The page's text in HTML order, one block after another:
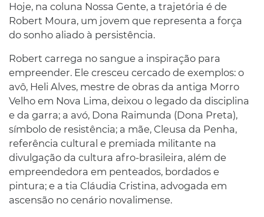
Hoje, na coluna Nossa Gente, a trajetória é de
Robert Moura, um jovem que representa a força
do sonho aliado à persistência.
Robert carrega no sangue a inspiração para
empreender. Ele cresceu cercado de exemplos: o
avô, Heli Alves, mestre de obras da antiga Morro
Velho em Nova Lima, deixou o legado da disciplina
e da garra; a avó, Dona Raimunda (Dona Preta),
símbolo de resistência; a mãe, Cleusa da Penha,
referência cultural e premiada militante na
divulgação da cultura afro-brasileira, além de
empreendedora em penteados, bordados e
pintura; e a tia Cláudia Cristina, advogada em
ascensão no cenário novalimense.